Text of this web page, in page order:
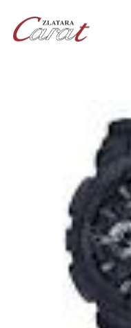
O NAMA
SATOVI
ZLATNI